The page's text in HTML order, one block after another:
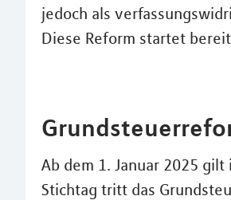
jedoch als
Diese Reform startet
Ab dem 1. Januar 2025
Stichtag tritt das